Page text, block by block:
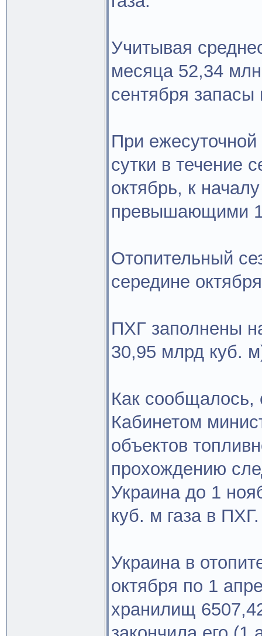
Учитывая
месяца 52,34
сентября запасы
При ежесуточной
сутки в течение
октябрь, к
превышающими
Отопительный
середине
ПХГ заполнены
30,95 млрд куб.
Как сообщалось,
Кабинетом
объектов
прохождению
Украина до 1
куб. м газа в ПХГ.
Украина в
октября по 1
хранилищ